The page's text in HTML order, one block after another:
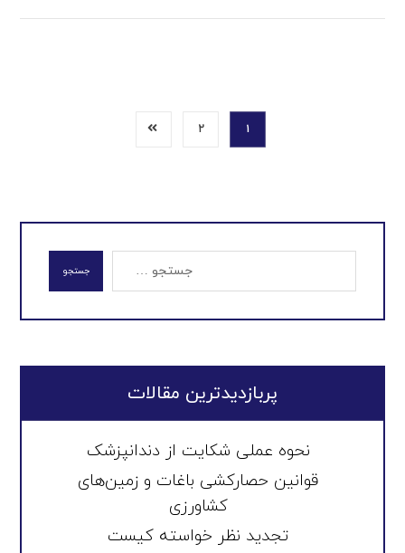
۱ ۲
جستجو
پربازدیدترین مقالات
نحوه عملی شکایت از دندانپزشک
قوانین حصارکشی باغات و زمین‌های
کشاورزی
تجدید نظر خواسته کیست